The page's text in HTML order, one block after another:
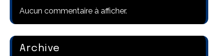
Aucun commentaire à afficher.
Archive